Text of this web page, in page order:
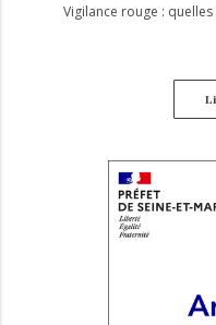
Vigilance rouge :